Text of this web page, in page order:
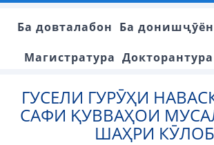
Ба довталабон Ба донишҷӯён
Магистратура Докторантура
ГУСЕЛИ ГУРӮҲИ
САФИ ҚУВВАҲОИ
ШАҲРИ КӮЛОБ